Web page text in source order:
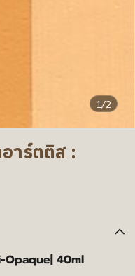
1/2
าร์ตติส :
Opaque| 40ml